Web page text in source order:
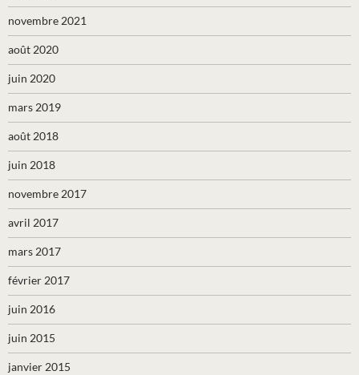
novembre 2021
août 2020
juin 2020
mars 2019
août 2018
juin 2018
novembre 2017
avril 2017
mars 2017
février 2017
juin 2016
juin 2015
janvier 2015